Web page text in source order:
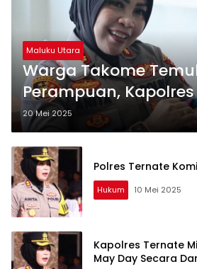
Maluku Utara
Warga Takome
Perampuan,
Langsung Adopsi
20 Mei 2025
Polres Ternate
Hukum 10 Mei 2025
Kapolres Ternate
May Day Secara